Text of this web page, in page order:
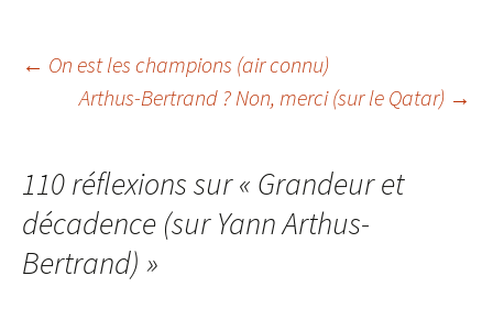
Navigation
articles
← On est les champions (air connu)
Arthus-Bertrand ? Non, merci (sur le Qatar) →
110 réflexions sur « Grandeur et
décadence (sur Yann Arthus-
Bertrand) »